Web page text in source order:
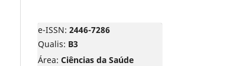
e-ISSN: 2446-7286
Qualis: B3
Área: Ciências da Saúde